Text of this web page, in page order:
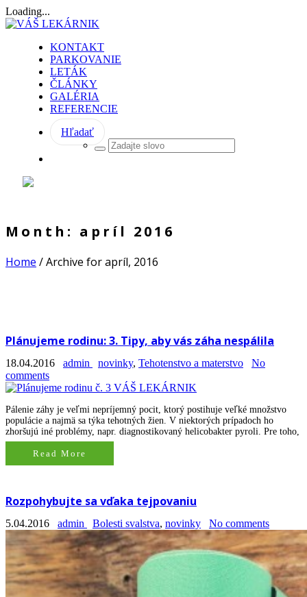
Loading...
KONTAKT
PARKOVANIE
LETÁK
ČLÁNKY
GALÉRIA
REFERENCIE
Hľadať
Month: apríl 2016
Home /Archive for apríl, 2016
Plánujeme rodinu: 3. Tipy, aby vás záha nespálila
18.04.2016 admin novinky, Tehotenstvo a materstvo
No
comments
Pálenie záhy je veľmi nepríjemný pocit, ktorý postihuje veľké množstvo
populácie a najmä sa týka tehotných žien. V niektorých prípadoch ho
zhoršujú iné problémy, napr. diagnostikovaný helicobakter pyroli. Pre toho,
Read More
Rozpohybujte sa vďaka tejpovaniu
5.04.2016 admin Bolesti svalstva, novinky No comments